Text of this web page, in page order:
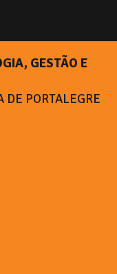
GESTÃO E
PORTALEGRE